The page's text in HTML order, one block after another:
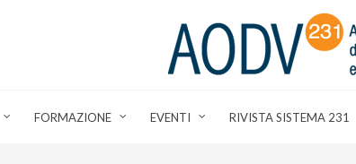
FORMAZIONE EVENTI RIVISTA SISTEMA 231